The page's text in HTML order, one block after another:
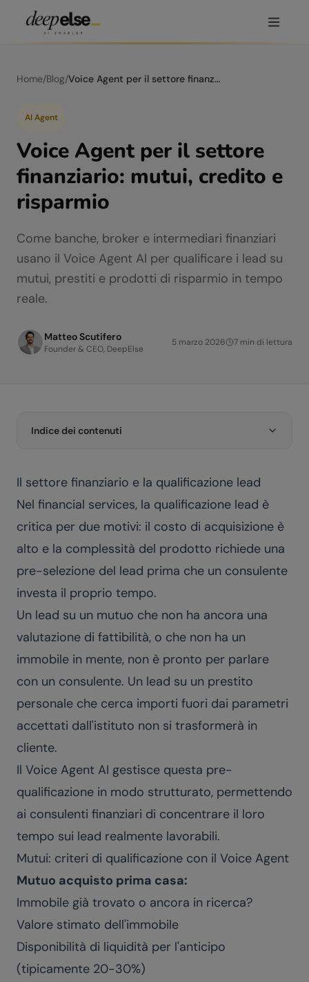
Home/Blog/ Voice Agent per il settore finanziario: mutui, credito e risparmio
AI Agent
Voice Agent per il settore
finanziario: mutui, credito e
risparmio
Come banche, broker e intermediari finanziari
usano il Voice Agent AI per qualificare i lead su
mutui, prestiti e prodotti di risparmio in tempo
reale.
Matteo Scutifero
Founder & CEO, DeepElse
5 marzo 2026 7 min di lettura
Indice dei contenuti
Il settore finanziario e la qualificazione lead
Nel financial services, la qualificazione lead è
critica per due motivi: il costo di acquisizione è
alto e la complessità del prodotto richiede una
pre-selezione del lead prima che un consulente
investa il proprio tempo.
Un lead su un mutuo che non ha ancora una
valutazione di fattibilità, o che non ha un
immobile in mente, non è pronto per parlare
con un consulente. Un lead su un prestito
personale che cerca importi fuori dai parametri
accettati dall'istituto non si trasformerà in
cliente.
Il Voice Agent AI gestisce questa pre-
qualificazione in modo strutturato, permettendo
ai consulenti finanziari di concentrare il loro
tempo sui lead realmente lavorabili.
Mutui: criteri di qualificazione con il Voice Agent
Mutuo acquisto prima casa:
Immobile già trovato o ancora in ricerca?
Valore stimato dell'immobile
Disponibilità di liquidità per l'anticipo
(tipicamente 20-30%)